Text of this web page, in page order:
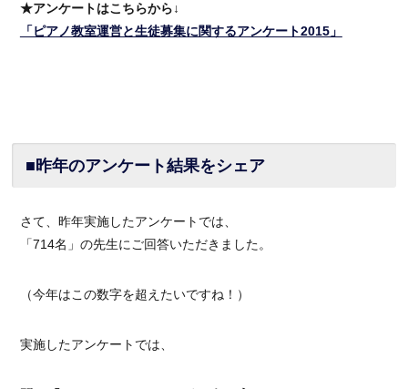
★アンケートはこちらから↓
「ピアノ教室運営と生徒募集に関するアンケート2015」
■昨年のアンケート結果をシェア
さて、昨年実施したアンケートでは、
「714名」の先生にご回答いただきました。
（今年はこの数字を超えたいですね！）
実施したアンケートでは、